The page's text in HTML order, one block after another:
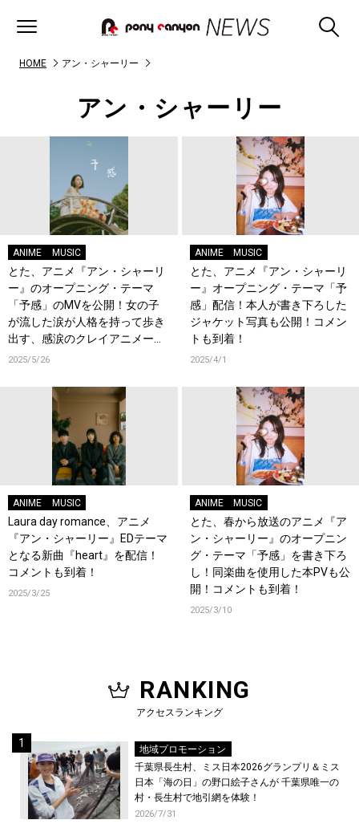
HOME アン・シャーリー
アン・シャーリー
ANIME MUSIC
とた、アニメ『アン・シャーリ
ー』のオープニング・テーマ
「予感」のMVを公開！女の子
が流した涙が人格を持って歩き
出す、感涙のクレイアニメーシ
ョン作品が完成！
2025/5/26
ANIME MUSIC
とた、アニメ『アン・シャーリ
ー』オープニング・テーマ「予
感」配信！本人が書き下ろした
ジャケット写真も公開！コメン
トも到着！
2025/4/1
ANIME MUSIC
Laura day romance、アニメ
『アン・シャーリー』EDテーマ
となる新曲『heart』を配信！
コメントも到着！
2025/3/25
ANIME MUSIC
とた、春から放送のアニメ『ア
ン・シャーリー』のオープニン
グ・テーマ「予感」を書き下ろ
し！同楽曲を使用した本PVも公
開！コメントも到着！
2025/3/10
RANKING
アクセスランキング
地域プロモーション
千葉県長生村、ミス日本2026グランプリ＆ミス
日本「海の日」の野口絵子さんが 千葉県唯一の
村・長生村で地引網を体験！
2026/7/31